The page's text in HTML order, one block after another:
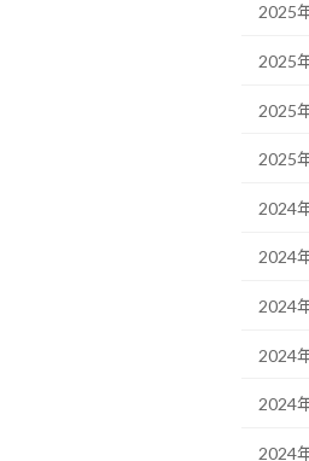
2025
2025
2025
2025
2024
2024
2024
2024
2024
2024